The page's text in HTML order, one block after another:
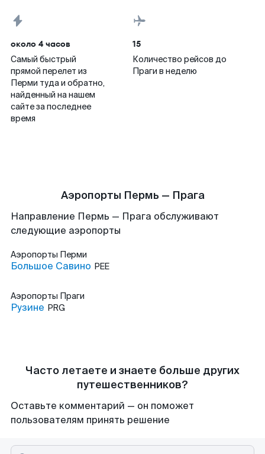
около 4 часов
Самый быстрый
прямой перелет из
Перми туда и обратно,
найденный на нашем
сайте за последнее
время
15
Количество рейсов до
Праги в неделю
Аэропорты Пермь — Прага
Направление Пермь — Прага обслуживают
следующие аэропорты
Аэропорты Перми
Большое Савино PEE
Аэропорты Праги
Рузине PRG
Часто летаете и знаете больше других
путешественников?
Оставьте комментарий — он поможет
пользователям принять решение